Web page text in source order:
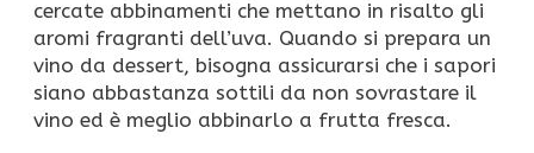
cercate abbinamenti che mettano in risalto gli
aromi fragranti dell’uva. Quando si prepara un
vino da dessert, bisogna assicurarsi che i sapori
siano abbastanza sottili da non sovrastare il
vino ed è meglio abbinarlo a frutta fresca.